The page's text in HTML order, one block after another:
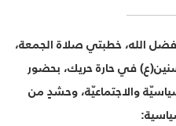
الله، خطبتي صلاة الجمعة،
في حارة حريك، بحضور
والاجتماعيّة، وحشدٍ من